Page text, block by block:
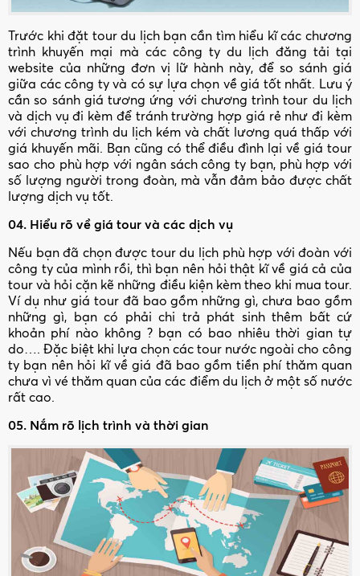
Trước khi đặt tour du lịch bạn cần tìm hiểu kĩ các chương
trình khuyến mại mà các công ty du lịch đăng tải tại
website của những đơn vị lữ hành này, để so sánh giá
giữa các công ty và có sự lựa chọn về giá tốt nhất. Lưu ý
cần so sánh giá tương ứng với chương trình tour du lịch
và dịch vụ đi kèm để tránh trường hợp giá rẻ như đi kèm
với chương trình du lịch kém và chất lương quá thấp với
giá khuyến mãi. Bạn cũng có thể điều đình lại về giá tour
sao cho phù hợp với ngân sách công ty bạn, phù hợp với
số lượng người trong đoàn, mà vẫn đảm bảo được chất
lượng dịch vụ tốt.
04. Hiểu rõ về giá tour và các dịch vụ
Nếu bạn đã chọn được tour du lịch phù hợp với đoàn với
công ty của mình rồi, thì bạn nên hỏi thật kĩ về giá cả của
tour và hỏi cặn kẽ những điều kiện kèm theo khi mua tour.
Ví dụ như giá tour đã bao gồm những gì, chưa bao gồm
những gì, bạn có phải chi trả phát sinh thêm bất cứ
khoản phí nào không ? bạn có bao nhiêu thời gian tự
do…. Đặc biệt khi lựa chọn các tour nước ngoài cho công
ty bạn nên hỏi kĩ về giá đã bao gồm tiền phí thăm quan
chưa vì vé thăm quan của các điểm du lịch ở một số nước
rất cao.
05. Nắm rõ lịch trình và thời gian